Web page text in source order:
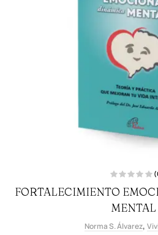
a
o
r
d
o
FORTALECIMIENTO
MENTAL
Norma S. Álvarez,